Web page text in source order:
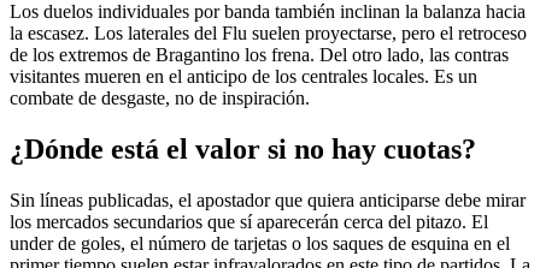
Los duelos individuales por banda también inclinan la balanza hacia
la escasez. Los laterales del Flu suelen proyectarse, pero el retroceso
de los extremos de Bragantino los frena. Del otro lado, las contras
visitantes mueren en el anticipo de los centrales locales. Es un
combate de desgaste, no de inspiración.
¿Dónde está el valor si no hay cuotas?
Sin líneas publicadas, el apostador que quiera anticiparse debe mirar
los mercados secundarios que sí aparecerán cerca del pitazo. El
under de goles, el número de tarjetas o los saques de esquina en el